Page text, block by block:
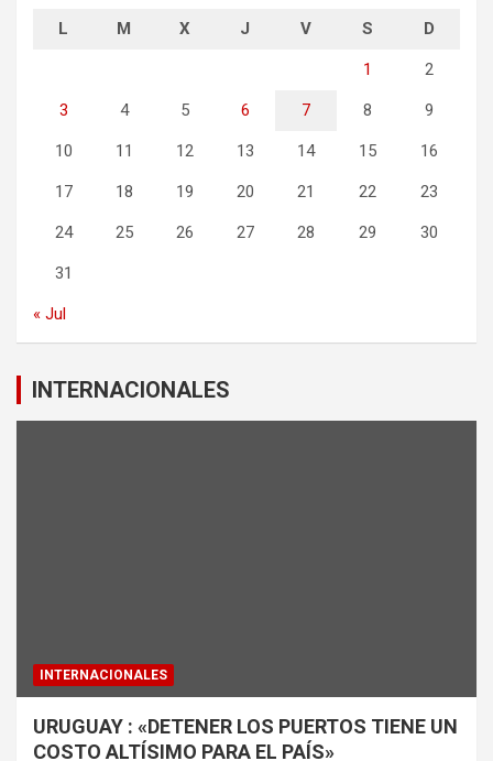
L M X J V S D
1 2
3 4 5 6 7 8 9
10 11 12 13 14 15 16
17 18 19 20 21 22 23
24 25 26 27 28 29 30
31
« Jul
INTERNACIONALES
INTERNACIONALES
URUGUAY : «DETENER LOS PUERTOS TIENE UN
COSTO ALTÍSIMO PARA EL PAÍS»